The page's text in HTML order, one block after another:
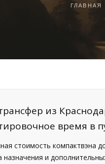
ГЛАВНАЯ
из
время в
стоимость компактвэна
назначения и